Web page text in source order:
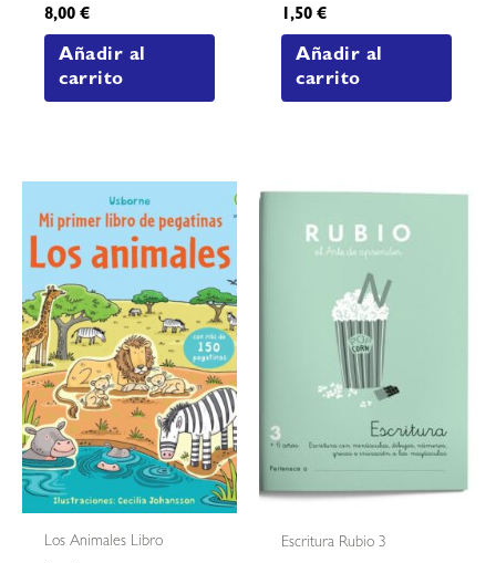
8,00€
Añadir al
carrito
1,50€
Añadir al
carrito
Los Animales Libro
Escritura Rubio 3